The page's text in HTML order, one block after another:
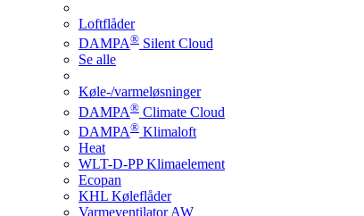
Loftflåder
DAMPA® Silent Cloud
Se alle
Køle-/varmeløsninger
DAMPA® Climate Cloud
DAMPA® Klimaloft
Heat
WLT-D-PP Klimaelement
Ecopan
KHL Køleflåder
Varmeventilator AW